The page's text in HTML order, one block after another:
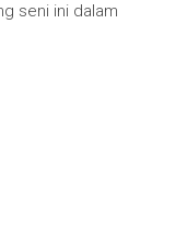
seni ini dalam